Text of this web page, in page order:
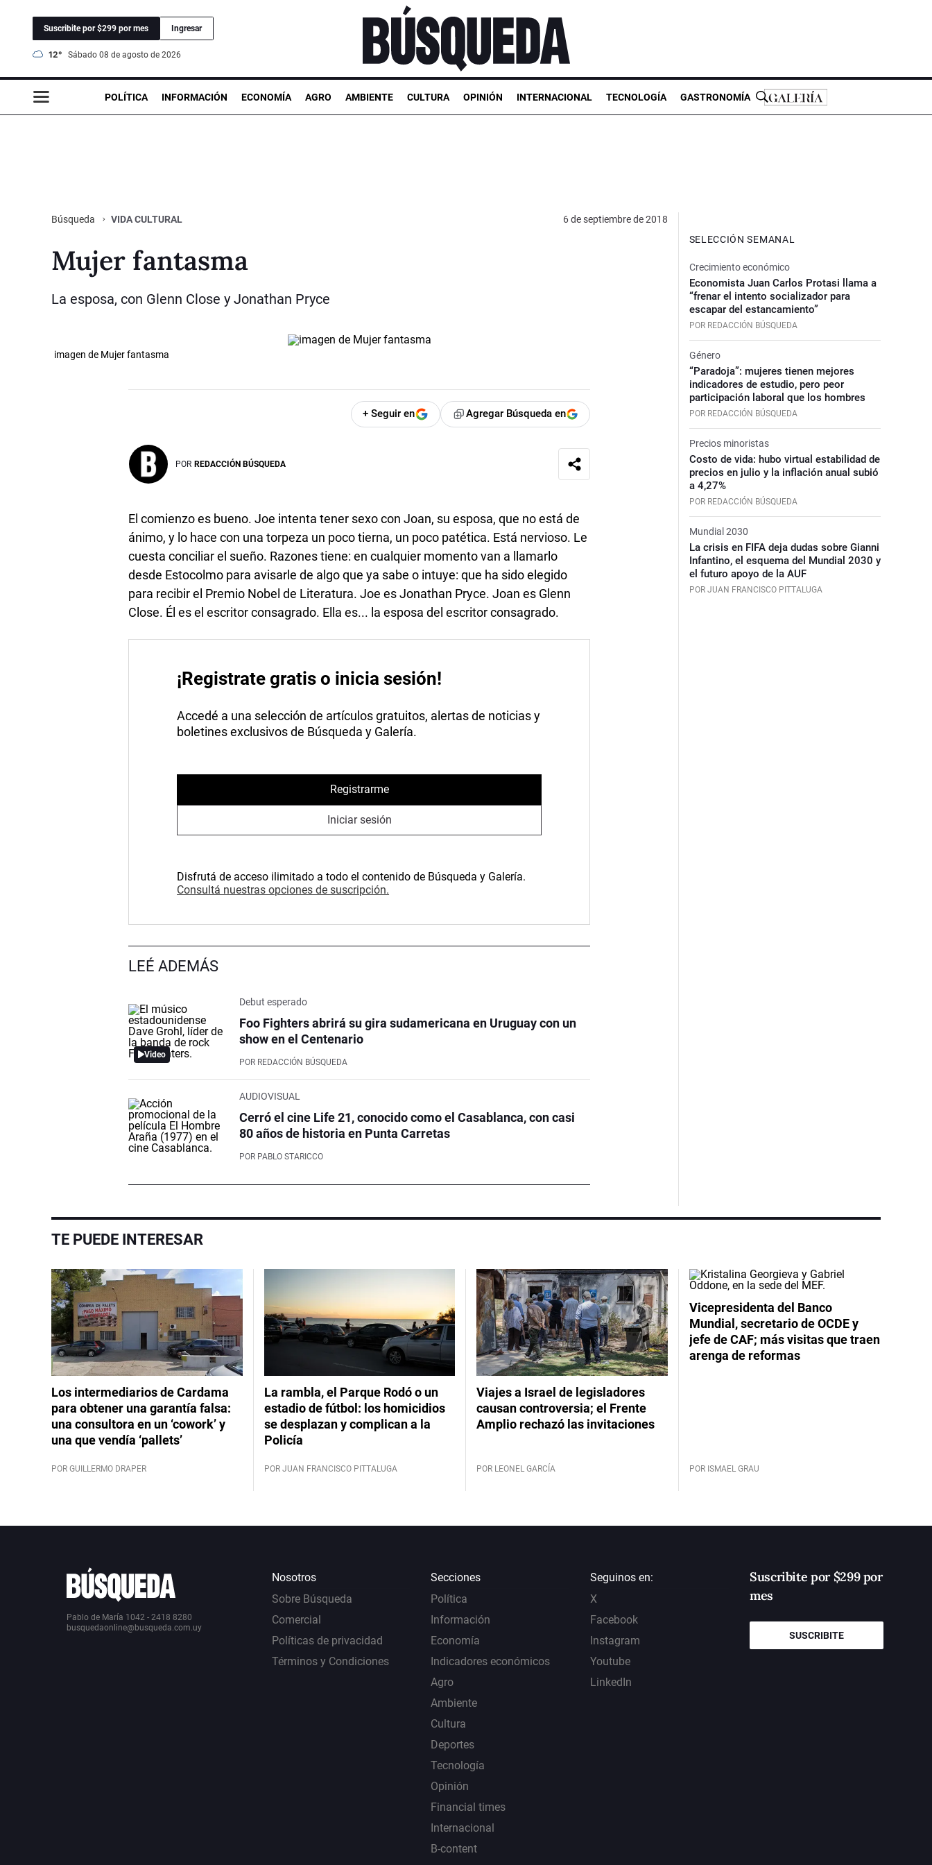
Suscribite por $299 por mes Ingresar
12° sábado 08 de agosto de 2026
POLÍTICA INFORMACIÓN ECONOMÍA AGRO AMBIENTE CULTURA OPINIÓN INTERNACIONAL TECNOLOGÍA GASTRONOMÍA
Búsqueda VIDA CULTURAL 6 de septiembre de 2018
Mujer fantasma
La esposa, con Glenn Close y Jonathan Pryce
imagen de Mujer fantasma
+ Seguir en Agregar Búsqueda en
POR REDACCIÓN BÚSQUEDA
El comienzo es bueno. Joe intenta tener sexo con Joan, su esposa, que no está de
ánimo, y lo hace con una torpeza un poco tierna, un poco patética. Está nervioso. Le
cuesta conciliar el sueño. Razones tiene: en cualquier momento van a llamarlo
desde Estocolmo para avisarle de algo que ya sabe o intuye: que ha sido elegido
para recibir el Premio Nobel de Literatura. Joe es Jonathan Pryce. Joan es Glenn
Close. Él es el escritor consagrado. Ella es... la esposa del escritor consagrado.
¡Registrate gratis o inicia sesión!
Accedé a una selección de artículos gratuitos, alertas de noticias y
boletines exclusivos de Búsqueda y Galería.
Registrarme
Iniciar sesión
Disfrutá de acceso ilimitado a todo el contenido de Búsqueda y Galería.
Consultá nuestras opciones de suscripción.
LEÉ ADEMÁS
Video
Debut esperado
Foo Fighters abrirá su gira sudamericana en Uruguay con un
show en el Centenario
POR REDACCIÓN BÚSQUEDA
AUDIOVISUAL
Cerró el cine Life 21, conocido como el Casablanca, con casi
80 años de historia en Punta Carretas
POR PABLO STARICCO
SELECCIÓN SEMANAL
Crecimiento económico
Economista Juan Carlos Protasi llama a
“frenar el intento socializador para
escapar del estancamiento”
POR REDACCIÓN BÚSQUEDA
Género
“Paradoja”: mujeres tienen mejores
indicadores de estudio, pero peor
participación laboral que los hombres
POR REDACCIÓN BÚSQUEDA
Precios minoristas
Costo de vida: hubo virtual estabilidad de
precios en julio y la inflación anual subió
a 4,27%
POR REDACCIÓN BÚSQUEDA
Mundial 2030
La crisis en FIFA deja dudas sobre Gianni
Infantino, el esquema del Mundial 2030 y
el futuro apoyo de la AUF
POR JUAN FRANCISCO PITTALUGA
TE PUEDE INTERESAR
Los intermediarios de Cardama
para obtener una garantía falsa:
una consultora en un ‘cowork’ y
una que vendía ‘pallets’
POR GUILLERMO DRAPER
La rambla, el Parque Rodó o un
estadio de fútbol: los homicidios
se desplazan y complican a la
Policía
POR JUAN FRANCISCO PITTALUGA
Viajes a Israel de legisladores
causan controversia; el Frente
Amplio rechazó las invitaciones
POR LEONEL GARCÍA
Vicepresidenta del Banco
Mundial, secretario de OCDE y
jefe de CAF; más visitas que traen
arenga de reformas
POR ISMAEL GRAU
Pablo de María 1042 - 2418 8280
busquedaonline@busqueda.com.uy
Nosotros
Sobre Búsqueda
Comercial
Políticas de privacidad
Términos y Condiciones
Secciones
Política
Información
Economía
Indicadores económicos
Agro
Ambiente
Cultura
Deportes
Tecnología
Opinión
Financial times
Internacional
B-content
Seguinos en:
X
Facebook
Instagram
Youtube
LinkedIn
Suscribite por $299 por
mes
SUSCRIBITE